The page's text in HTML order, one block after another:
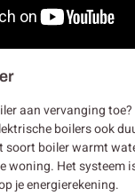
aan vervanging
boilers ook
boiler warmt
woning. Het systeem
je energierekening.